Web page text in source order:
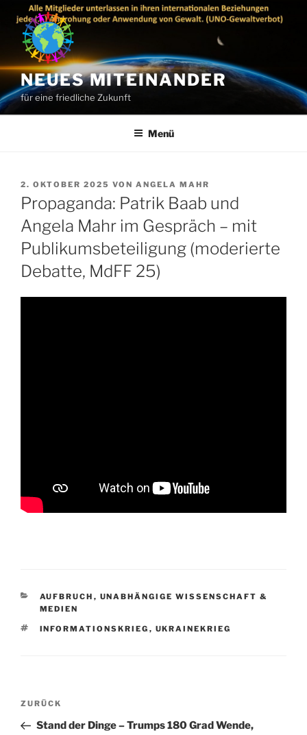
Inhalt
springen
NEUES MITEINANDER
für eine friedliche Zukunft
Menü
VERÖFFENTLICHT
AM
2. OKTOBER 2025 VON ANGELA MAHR
Propaganda: Patrik Baab und
Angela Mahr im Gespräch – mit
Publikumsbeteiligung (moderierte
Debatte, MdFF 25)
KATEGORIEN
AUFBRUCH , UNABHÄNGIGE WISSENSCHAFT &
MEDIEN
SCHLAGWÖRTER
INFORMATIONSKRIEG , UKRAINEKRIEG
Beitragsnavigation
Vorheriger
Beitrag
ZURÜCK
Stand der Dinge – Trumps 180 Grad Wende,